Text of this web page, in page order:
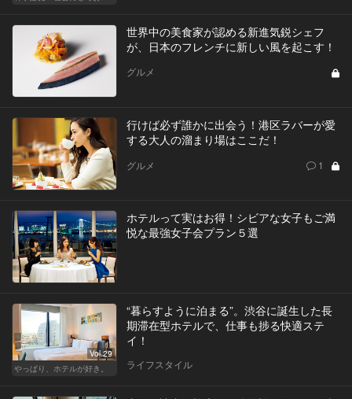
世界中の美食家が認める新進気鋭シェフ
が、日本のフレンチに新しい風を起こす！
グルメ
行けば必ず誰かに出会う！港区ラバーが愛
する大人の溜まり場はここだ！
グルメ 1
ホテルって実はお得！シビアな女子もご満
悦な最強女子会プラン５選
Vol.29
やっぱり、ホテルが好き。
“暮らすように泊まる”。渋谷に誕生した長
期滞在型ホテルで、仕事も捗る快適ステ
イ！
ライフスタイル